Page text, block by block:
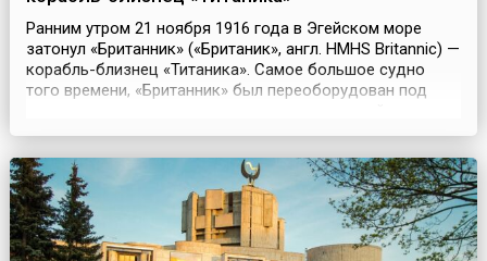
Ранним утром 21 ноября 1916 года в Эгейском море
затонул «Британник» («Британик», англ. HMHS Britannic) —
корабль-близнец «Титаника». Самое большое судно
того времени, «Британник» был переоборудован под
Первой мировой войны. Он был одним из пяти лайнеров
войны.«Британник» — госпитальное судно Его...